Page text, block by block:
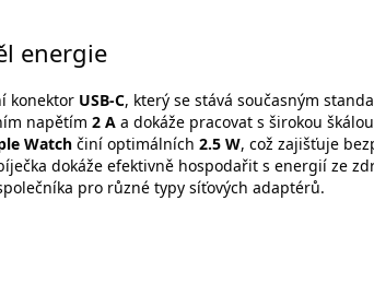
energie
konektor USB-C, který se stává současným
napětím 2 A a dokáže pracovat s širokou škálou
Watch činí optimálních 2.5 W, což zajišťuje
dokáže efektivně hospodařit s energií ze
pro různé typy síťových adaptérů.